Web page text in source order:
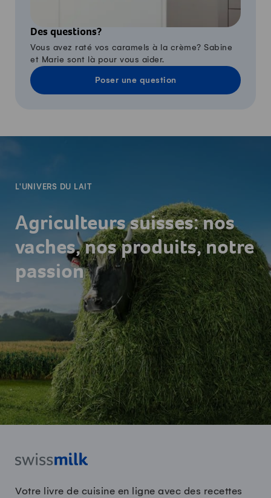
Des questions?
Vous avez raté vos caramels à la crème? Sabine
et Marie sont là pour vous aider.
Poser une question
L'UNIVERS DU LAIT
Agriculteurs suisses: nos
vaches, nos produits, notre
passion
Votre livre de cuisine en ligne avec des recettes